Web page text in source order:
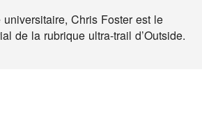
Chris Foster est le
de la rubrique ultra-trail d’Outside.